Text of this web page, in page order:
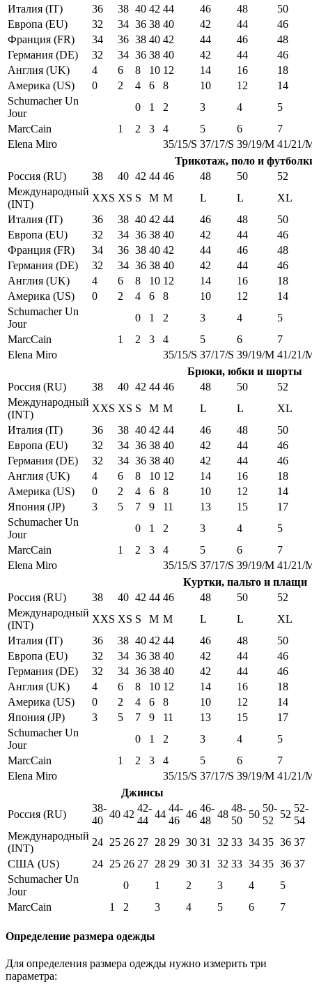
Италия (IT) 36 38 40 42 44 46 48
50
Европа (EU)
32 34 36 38 40 42 44
46
Франция (FR)
34 36 38 40 42 44 46
48
Германия (DE)
32 34 36 38 40 42 44
46
Англия (UK)
4 6 8 10 12 14 16
18
Америка (US)
0 2 4 6 8 10 12
14
Schumacher Un
Jour
0 1 2 3 4
5
MarcCain
1 2 3 4 5 6
7
Elena Miro
35/15/S 37/17/S 39/19/M 41/21/
Трикотаж, поло и
Россия (RU)
38 40 42 44 46 48 50
52
Международный
(INT)
XXS XS S M M L L
XL
Италия (IT)
36 38 40 42 44 46 48
50
Европа (EU)
32 34 36 38 40 42 44
46
Франция (FR)
34 36 38 40 42 44 46
48
Германия (DE)
32 34 36 38 40 42 44
46
Англия (UK)
4 6 8 10 12 14 16
18
Америка (US)
0 2 4 6 8 10 12
14
Schumacher Un
Jour
0 1 2 3 4
5
MarcCain
1 2 3 4 5 6
7
Elena Miro
35/15/S 37/17/S 39/19/M 41/21/
Брюки, юбки и шорты
Россия (RU)
38 40 42 44 46 48 50
52
Международный
(INT)
XXS XS S M M L L
XL
Италия (IT)
36 38 40 42 44 46 48
50
Европа (EU)
32 34 36 38 40 42 44
46
Германия (DE)
32 34 36 38 40 42 44
46
Англия (UK)
4 6 8 10 12 14 16
18
Америка (US)
0 2 4 6 8 10 12
14
Япония (JP)
3 5 7 9 11 13 15
17
Schumacher Un
Jour
0 1 2 3 4
5
MarcCain
1 2 3 4 5 6
7
Elena Miro
35/15/S 37/17/S 39/19/M 41/21/
Куртки, пальто и плащи
Россия (RU)
38 40 42 44 46 48 50
52
Международный
(INT)
XXS XS S M M L L
XL
Италия (IT)
36 38 40 42 44 46 48
50
Европа (EU)
32 34 36 38 40 42 44
46
Германия (DE)
32 34 36 38 40 42 44
46
Англия (UK)
4 6 8 10 12 14 16
18
Америка (US)
0 2 4 6 8 10 12
14
Япония (JP)
3 5 7 9 11 13 15
17
Schumacher Un
Jour
0 1 2 3 4
5
MarcCain
1 2 3 4 5 6
7
Elena Miro
35/15/S 37/17/S 39/19/M 41/21/
Джинсы
Россия (RU)
38-
40
40 42
42-
44
44
44-
46
46
46-
48
48
48-
50
50
50-
52
52
52-
54
Международный
(INT)
24 25 26 27 28 29 30 31 32 33 34 35 36 37
США (US)
24 25 26 27 28 29 30 31 32 33 34 35 36 37
Schumacher Un
Jour
0 1 2 3 4
5
MarcCain
1 2 3 4 5 6 7
Определение размера одежды
Для определения размера одежды нужно измерить три
параметра: